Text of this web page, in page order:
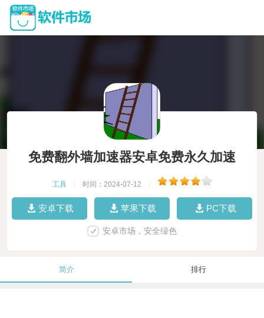
免费翻外墙加速器安卓免费永久加速
工具 时间：2024-07-12
安卓下载 苹果下载 PC下载
安卓市场，安全绿色
简介 排行